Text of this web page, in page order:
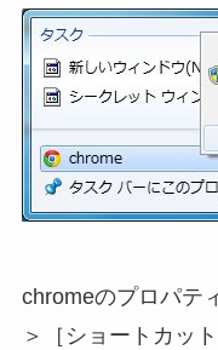
chromeのプロパテ
＞［ショートカッ